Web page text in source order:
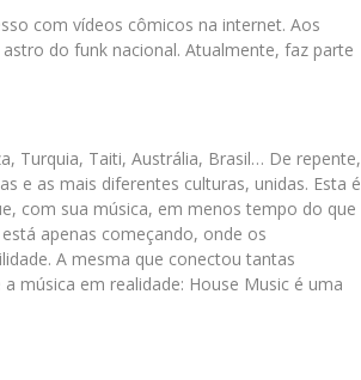
com vídeos cômicos na internet. Aos
do funk nacional. Atualmente, faz parte
Turquia, Taiti, Austrália, Brasil… De repente,
e as mais diferentes culturas, unidas. Esta é
com sua música, em menos tempo do que
apenas começando, onde os
A mesma que conectou tantas
música em realidade: House Music é uma